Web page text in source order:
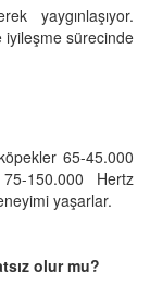
yaygınlaşıyor.
sürecinde
65-45.000
150.000 Hertz
yaşarlar.
olur mu?